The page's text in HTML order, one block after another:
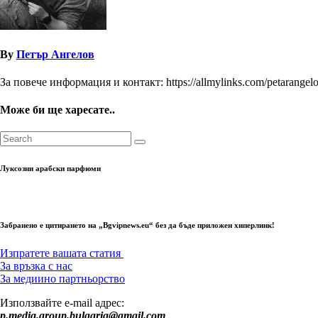
By Петър Ангелов
За повече информация и контакт: https://allmylinks.com/
Може би ще харесате..
Луксозни арабски парфюми
Забранено е цитирането на „Bgvipnews.eu“ без да бъде приложен хиперлинк!
Изпратете вашата статия
За връзка с нас
За медиино партньорство
Използвайте e-mail адрес: